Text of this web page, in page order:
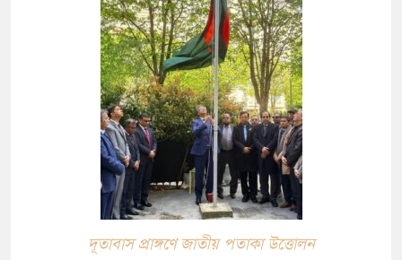
দূতাবাস প্রাঙ্গণে জাতীয় পতাকা উত্তোলন